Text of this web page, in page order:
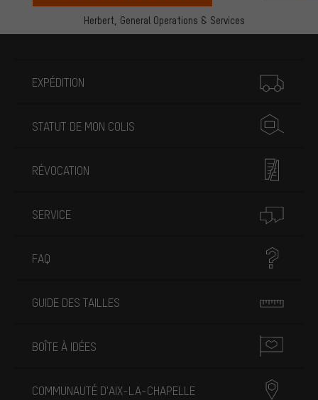
Herbert, General Operations & Services
EXPÉDITION
STATUT DE MON COLIS
RÉVOCATION
SERVICE
FAQ
GUIDE DES TAILLES
BOÎTE À IDÉES
COMMUNAUTÉ D'AIX-LA-CHAPELLE